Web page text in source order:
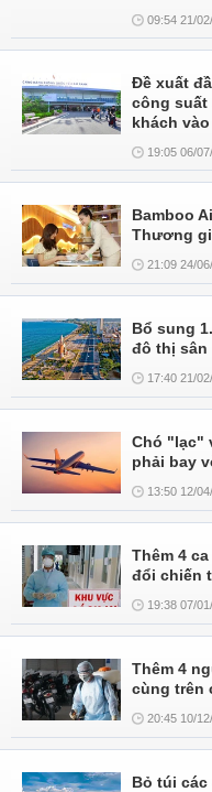
09:54 21/
Đề xuất
công suất
khách vào
19:05 06/
Bamboo
Thương
21:09 24/
Bổ sung
đô thị sân
17:40 21/
Chó "lạc"
phải bay
13:50 12/
Thêm 4
đổi chiến
19:38 07/
Thêm 4
cùng trên
20:45 10/
Bỏ túi